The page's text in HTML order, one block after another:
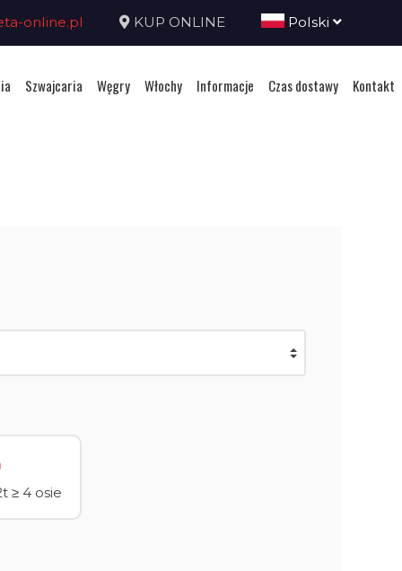
online.pl KUP ONLINE Polski
Szwajcaria Węgry Włochy Informacje Czas dostawy Kontakt
≥ 4 osie